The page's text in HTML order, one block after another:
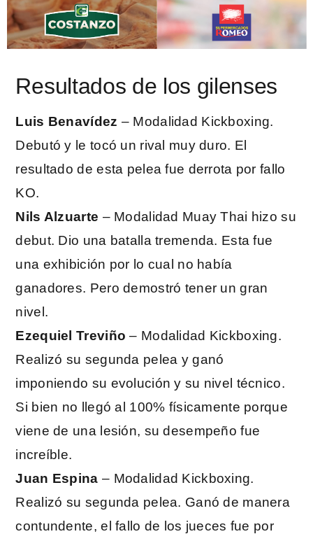
Resultados de los gilenses
Luis Benavídez – Modalidad Kickboxing.
Debutó y le tocó un rival muy duro. El
resultado de esta pelea fue derrota por fallo
KO.
Nils Alzuarte – Modalidad Muay Thai hizo su
debut. Dio una batalla tremenda. Esta fue
una exhibición por lo cual no había
ganadores. Pero demostró tener un gran
nivel.
Ezequiel Treviño – Modalidad Kickboxing.
Realizó su segunda pelea y ganó
imponiendo su evolución y su nivel técnico.
Si bien no llegó al 100% físicamente porque
viene de una lesión, su desempeño fue
increíble.
Juan Espina – Modalidad Kickboxing.
Realizó su segunda pelea. Ganó de manera
contundente, el fallo de los jueces fue por